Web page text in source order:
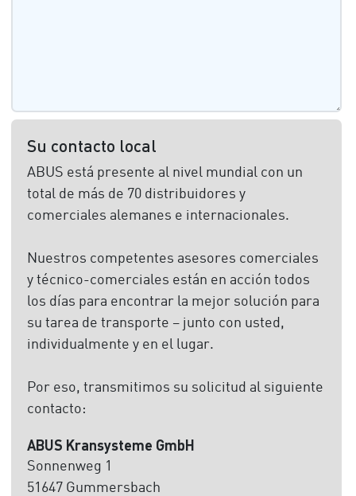
Su contacto local
ABUS está presente al nivel mundial con un
total de más de 70 distribuidores y
comerciales alemanes e internacionales.
Nuestros competentes asesores comerciales
y técnico-comerciales están en acción todos
los días para encontrar la mejor solución para
su tarea de transporte – junto con usted,
individualmente y en el lugar.
Por eso, transmitimos su solicitud al siguiente
contacto:
ABUS Kransysteme GmbH
Sonnenweg 1
51647 Gummersbach